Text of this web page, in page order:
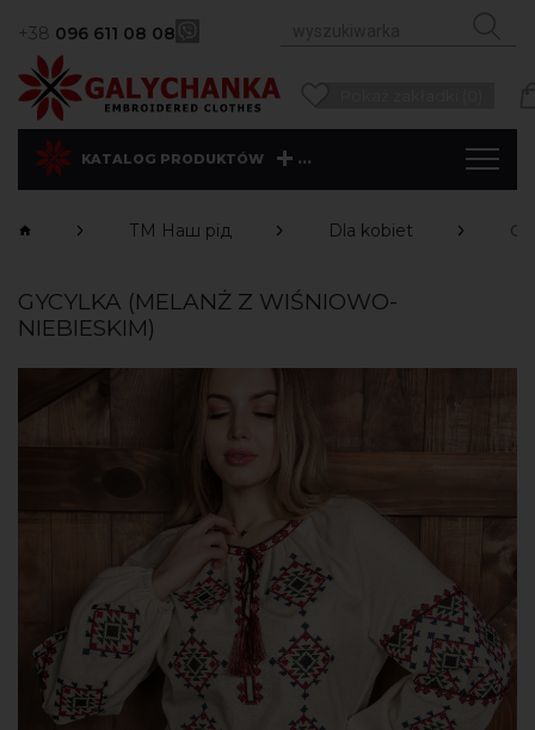
+38 096 611 08 08
KATALOG PRODUKTÓW ...
ТМ Наш рід Dla kobiet
GYCYLKA (MELANŻ Z WIŚNIOWO-
NIEBIESKIM)